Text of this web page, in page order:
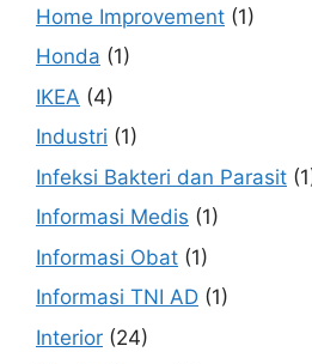
Home Improvement (1)
Honda (1)
IKEA (4)
Industri (1)
Infeksi Bakteri dan Parasit
Informasi Medis (1)
Informasi Obat (1)
Informasi TNI AD (1)
Interior (24)